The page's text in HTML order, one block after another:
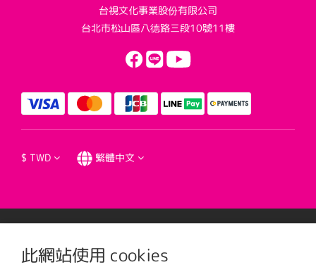
此網站使用 cookies
台視文化事業股份有限公司
台北市松山區八德路三段10號11樓
$ TWD 繁體中文